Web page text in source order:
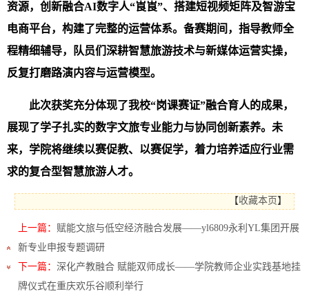
资源，创新融合AI数字人“崀崀”、搭建短视频矩阵及智游宝
电商平台，构建了完整的运营体系。备赛期间，指导教师全
程精细辅导，队员们深耕智慧旅游技术与新媒体运营实操，
反复打磨路演内容与运营模型。
此次获奖充分体现了我校“岗课赛证”融合育人的成果，
展现了学子扎实的数字文旅专业能力与协同创新素养。未
来，学院将继续以赛促教、以赛促学，着力培养适应行业需
求的复合型智慧旅游人才。
【收藏本页 】
上一篇： 赋能文旅与低空经济融合发展——yl6809永利YL集团开展
新专业申报专题调研
下一篇： 深化产教融合 赋能双师成长——学院教师企业实践基地挂
牌仪式在重庆欢乐谷顺利举行